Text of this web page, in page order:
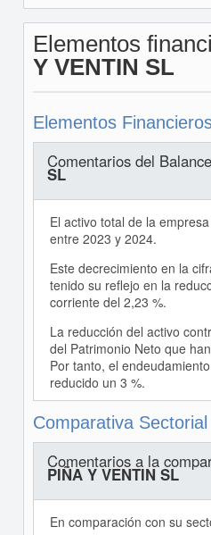
Elementos
Y VENTIN SL
Elementos
Comentarios del
SL
El activo total de la
entre 2023 y 2024.
Este decrecimiento en la
tenido su reflejo en la
corriente del 2,23 %.
La reducción del activo
del Patrimonio Neto que
Por tanto, el
reducido un 3 %.
Comparativa Sectorial
Comentarios a la
PIÑA Y VENTIN SL
En comparación con su